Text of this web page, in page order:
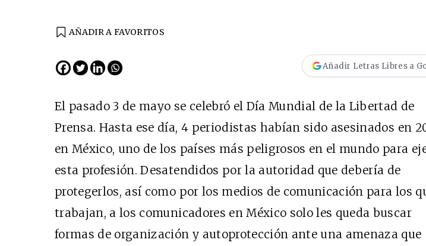
AÑADIR A FAVORITOS
Añadir Letras Libres a
El pasado 3 de mayo se celebró el Día Mundial de la Libertad de
Prensa. Hasta ese día, 4 periodistas habían sido asesinados en
en México, uno de los países más peligrosos en el mundo para
esta profesión. Desatendidos por la autoridad que debería de
protegerlos, así como por los medios de comunicación para los
trabajan, a los comunicadores en México solo les queda buscar
formas de organización y autoprotección ante una amenaza que
Cine desde los
EDICIÓN MÉXICO